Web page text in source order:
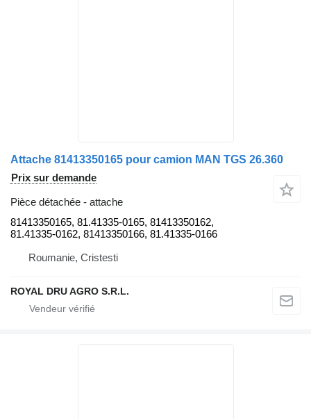
Attache 81413350165 pour camion MAN TGS 26.360
Prix sur demande
Pièce détachée - attache
81413350165, 81.41335-0165, 81413350162,
81.41335-0162, 81413350166, 81.41335-0166
Roumanie, Cristesti
ROYAL DRU AGRO S.R.L.